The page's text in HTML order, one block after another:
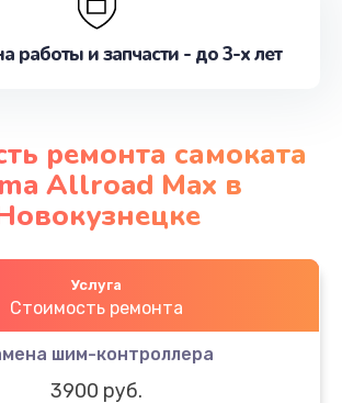
работы и запчасти - до 3-х лет
ремонта самоката
Allroad Max в
Услуга
Стоимость ремонта
шим-контроллера
3900 руб.